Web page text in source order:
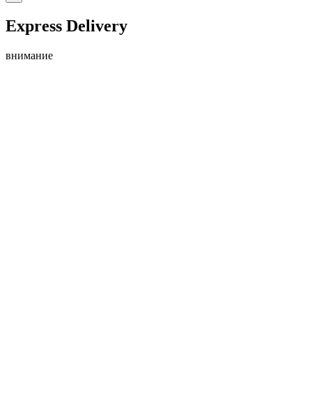
Express Delivery
внимание